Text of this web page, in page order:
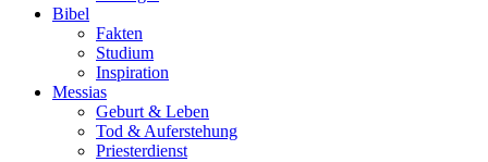
Bibel
Fakten
Studium
Inspiration
Messias
Geburt & Leben
Tod & Auferstehung
Priesterdienst